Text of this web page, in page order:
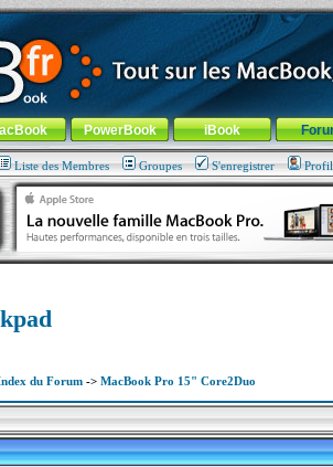
nomade !
général-Aller au menu de la rubrique
PowerBook iBook
Liste des Membres Groupes S'enregistrer Profil
du Forum-> MacBook Pro 15" Core2Duo